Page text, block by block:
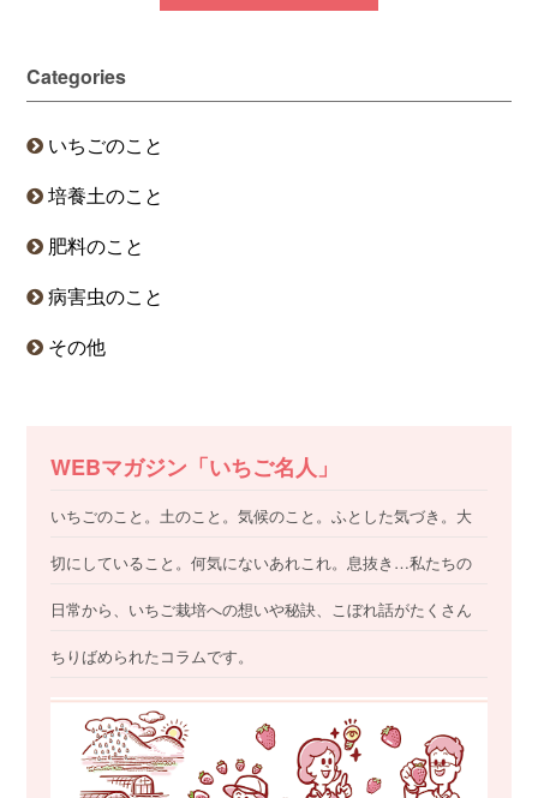
Categories
いちごのこと
培養土のこと
肥料のこと
病害虫のこと
その他
WEBマガジン「いちご名人」
いちごのこと。土のこと。気候のこと。ふとした気づき。大
切にしていること。何気にないあれこれ。息抜き…私たちの
日常から、いちご栽培への想いや秘訣、こぼれ話がたくさん
ちりばめられたコラムです。